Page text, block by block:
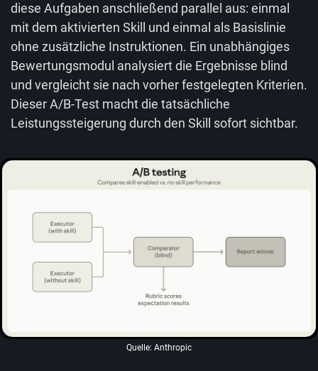
diese Aufgaben anschließend parallel aus: einmal
mit dem aktivierten Skill und einmal als Basislinie
ohne zusätzliche Instruktionen. Ein unabhängiges
Bewertungsmodul analysiert die Ergebnisse blind
und vergleicht sie nach vorher festgelegten Kriterien.
Dieser A/B-Test macht die tatsächliche
Leistungssteigerung durch den Skill sofort sichtbar.
Quelle: Anthropic